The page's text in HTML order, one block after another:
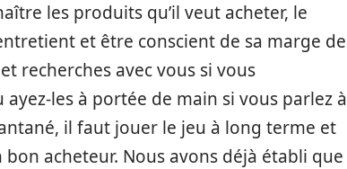
les produits qu’il veut acheter, le
et être conscient de sa marge de
recherches avec vous si vous
les à portée de main si vous parlez à
il faut jouer le jeu à long terme et
acheteur. Nous avons déjà établi que